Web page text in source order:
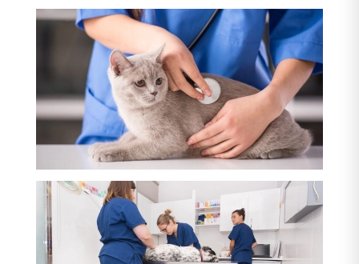
Rapporto gratuito sulla qualità dell’aria vicino a te in
24h
Scopri la qualità dell’aria intorno alla tua casa, la sua evoluzione e
il suo impatto sulla tua salute